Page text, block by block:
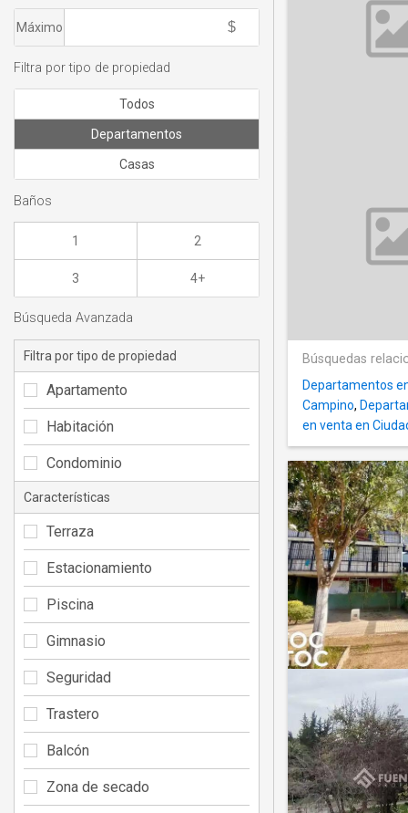
Búsquedas
Departamentos
Campino,
en venta en
Máximo
Filtra por tipo de propiedad
Todos
Departamentos
Casas
Baños
1 2
3 4+
Búsqueda Avanzada
Filtra por tipo de propiedad
Apartamento
Habitación
Condominio
Características
Terraza
Estacionamiento
Piscina
Gimnasio
Seguridad
Trastero
Balcón
Zona de secado